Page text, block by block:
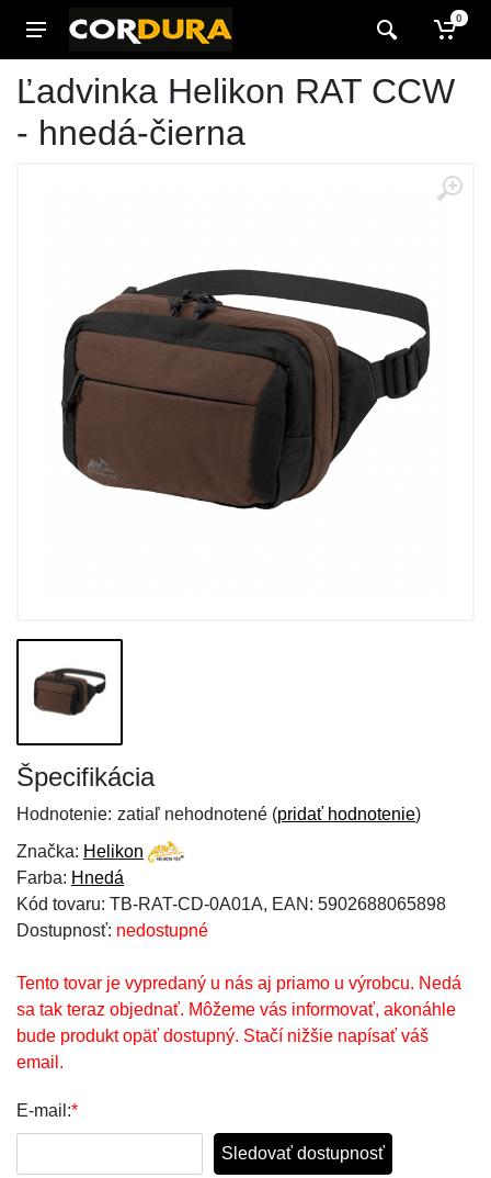
0
Ľadvinka Helikon RAT CCW
- hnedá-čierna
Špecifikácia
Hodnotenie: zatiaľ nehodnotené (pridať hodnotenie)
Značka: Helikon
Farba: Hnedá
Kód tovaru: TB-RAT-CD-0A01A, EAN: 5902688065898
Dostupnosť: nedostupné
Tento tovar je vypredaný u nás aj priamo u výrobcu. Nedá
sa tak teraz objednať. Môžeme vás informovať, akonáhle
bude produkt opäť dostupný. Stačí nižšie napísať váš
email.
E-mail:*
Sledovať dostupnosť